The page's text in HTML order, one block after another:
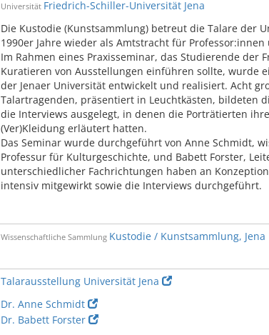
Universität Friedrich-Schiller-Universität Jena
Die Kustodie (Kunstsammlung) betreut die Talare der
1990er Jahre wieder als Amtstracht für
Im Rahmen eines Praxisseminar, das Studierende der
Kuratieren von Ausstellungen einführen sollte, wurde
der Jenaer Universität entwickelt und realisiert. Acht
Talartragenden, präsentiert in Leuchtkästen, bildeten
die Interviews ausgelegt, in denen die Porträtierten
(Ver)Kleidung erläutert hatten.
Das Seminar wurde durchgeführt von Anne Schmidt,
Professur für Kulturgeschichte, und Babett Forster,
unterschiedlicher Fachrichtungen haben an
intensiv mitgewirkt sowie die Interviews durchgeführt.
Wissenschaftliche Sammlung Kustodie / Kunstsammlung, Jena
Talarausstellung Universität Jena
Dr. Anne Schmidt
Dr. Babett Forster